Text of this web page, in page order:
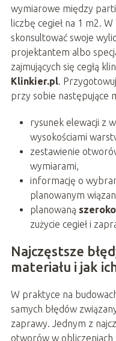
wymiarowe między
liczbę cegieł na 1 m2.
skonsultować swoje
projektantem albo
zajmujących się cegłą
Klinkier.pl .
przy sobie następujące
rysunek elewacji z
wysokościami
zestawienie
wymiarami,
informację o
planowanym
planowaną
zużycie cegieł i
Najczęstsze
materiału i jak
W praktyce na
samych błędów
zaprawy. Jednym z
otworów w obliczeniach